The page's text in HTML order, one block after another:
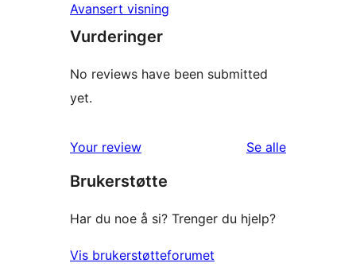
Avansert visning
Vurderinger
No reviews have been submitted
yet.
Your review Se alleomtalene
Brukerstøtte
Har du noe å si? Trenger du hjelp?
Vis brukerstøtteforumet